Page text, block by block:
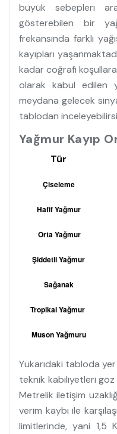
büyük sebepleri
gösterebilen bir
frekansında farklı
kayıpları
kadar coğrafi
olarak kabul edilen
meydana gelecek
tablodan
Yağmur Kayıp
Tür
Çiseleme
Hafif Yağmur
Orta Yağmur
Şiddetli Yağmur
Sağanak
Tropikal Yağmur
Muson Yağmuru
Yukarıdaki tabloda
teknik kabiliyetleri
Metrelik iletişim
verim kaybı ile
limitlerinde, yani 1,5